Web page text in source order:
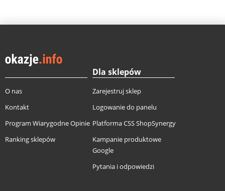
O nas
Kontakt
Program Wiarygodne Opinie
Ranking sklepów
Dla sklepów
Zarejestruj sklep
Logowanie do panelu
Platforma CSS ShopSynergy
Kampanie produktowe
Google
Pytania i odpowiedzi